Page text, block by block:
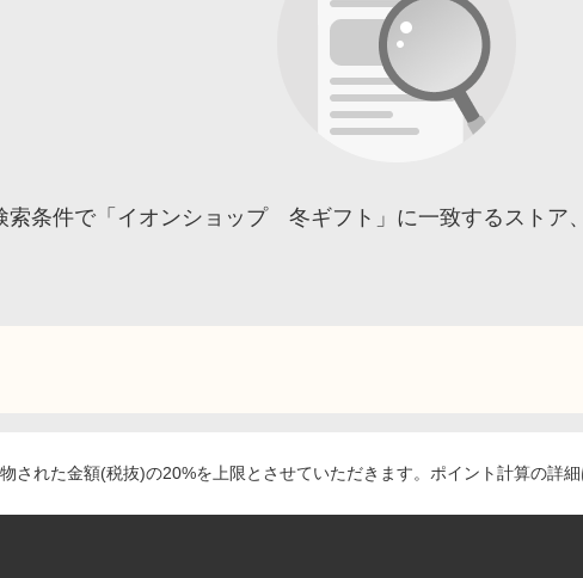
索条件で「イオンショップ 冬ギフト」に一致するストア
された金額(税抜)の20%を上限とさせていただきます。ポイント計算の詳細